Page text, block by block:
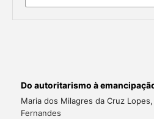
Do autoritarismo à
Maria dos Milagres da Cruz
Fernandes